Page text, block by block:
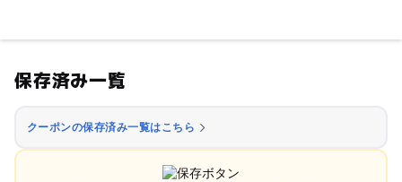
保存済み一覧
クーポンの保存済み一覧はこちら